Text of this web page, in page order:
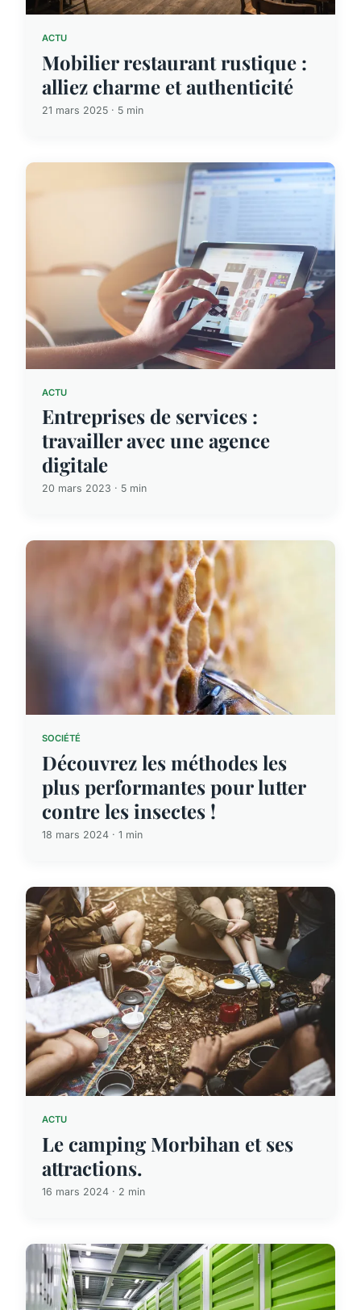
ACTU
Mobilier restaurant rustique :
alliez charme et authenticité
21 mars 2025 · 5 min
ACTU
Entreprises de services :
travailler avec une agence
digitale
20 mars 2023 · 5 min
SOCIÉTÉ
Découvrez les méthodes les
plus performantes pour lutter
contre les insectes !
18 mars 2024 · 1 min
ACTU
Le camping Morbihan et ses
attractions.
16 mars 2024 · 2 min